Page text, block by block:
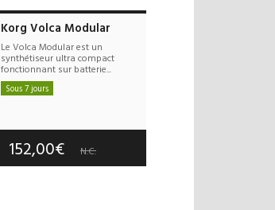
Korg Volca Modular
Le Volca Modular est un
synthétiseur ultra compact
fonctionnant sur batterie...
Sous 7 jours
Garantie :3 an(s)
152,00€ N.C.